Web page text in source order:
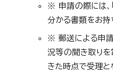
※ 申請の際には、
分かる書類をお持
※ 郵送による申請
況等の聞き取り
きた時点で受理と